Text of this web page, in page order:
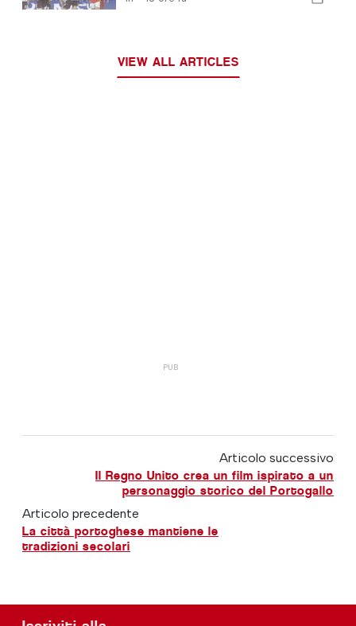
VIEW ALL ARTICLES
Articolo successivo
Il Regno Unito crea un film ispirato a un
personaggio storico del Portogallo
Articolo precedente
La città portoghese mantiene le
tradizioni secolari